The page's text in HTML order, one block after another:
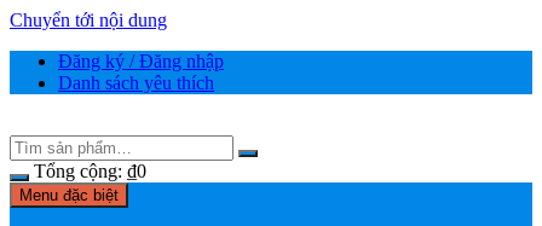
Chuyển tới nội dung
Đăng ký / Đăng nhập
Danh sách yêu thích
Tổng cộng: ₫0
Menu đặc biệt